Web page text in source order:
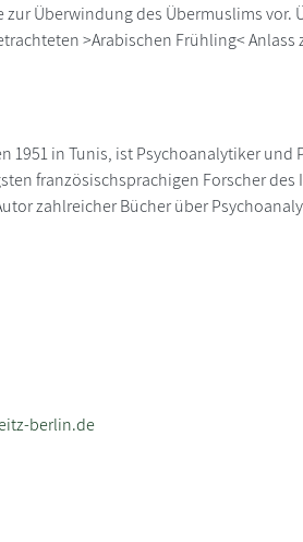
zur Überwindung des Übermuslims
>Arabischen Frühling<
1951 in Tunis, ist Psychoanalytiker
französischsprachigen Forscher
zahlreicher Bücher über
berlin.de